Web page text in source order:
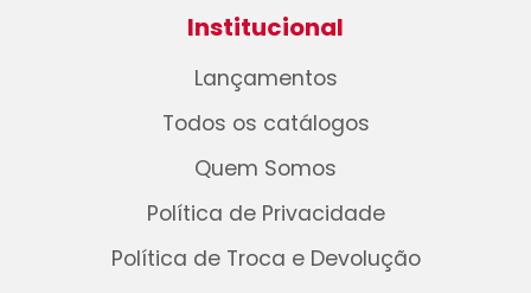
Institucional
Lançamentos
Todos os catálogos
Quem Somos
Política de Privacidade
Política de Troca e Devolução